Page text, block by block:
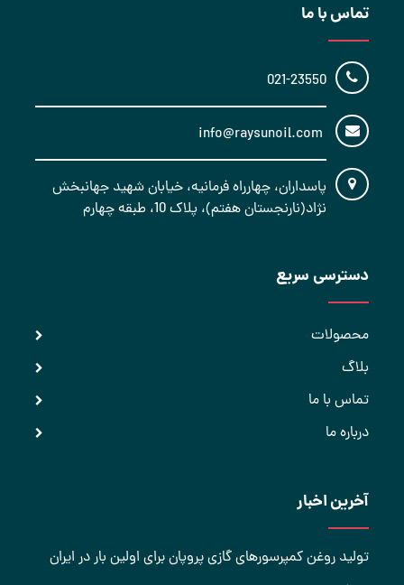
تماس با ما
021-23550
پاسداران، چهارراه فرمانیه، خیابان شهید جهانبخش
نژاد(نارنجستان هفتم)، پلاک 10، طبقه چهارم
دسترسی سریع
محصولات
بلاگ
تماس با ما
درباره ما
آخرین اخبار
تولید روغن کمپرسورهای گازی پروپان برای اولین بار در ایران